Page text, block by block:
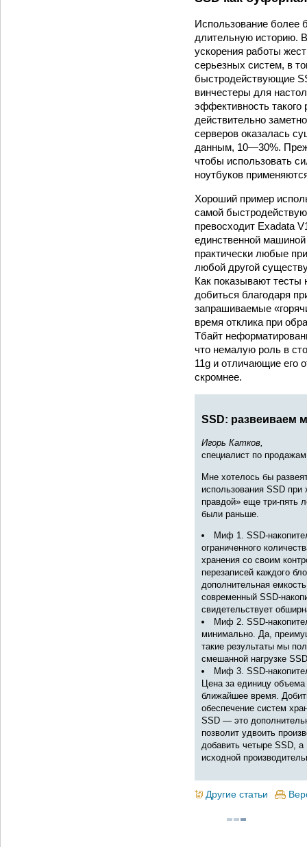
Использование более
длительную историю.
ускорения работы
серьезных систем, в
быстродействующие
винчестеры для
эффективность
действительно
серверов оказалась
данным, 10—30%.
чтобы использовать
ноутбуков
Хороший пример
самой
превосходит Exadata
единственной
практически любые
любой другой
Как показывают тесты
добиться благодаря
запрашиваемые
время отклика при
Тбайт
что немалую роль в
11g и отличающие его
скромнее.
SSD: развеиваем
Игорь Катков,
специалист по
Мне хотелось бы
использования SSD
правдой» еще три-пять
были раньше.
Миф 1. SSD-
ограниченного
хранения со своим
перезаписей каждого
дополнительная
современный SSD-
свидетельствует
Миф 2. SSD-
минимально. Да,
такие результаты мы
смешанной нагрузке
Миф 3. SSD-
Цена за единицу
ближайшее время.
обеспечение систем
SSD — это
позволит удвоить
добавить четыре SSD,
исходной
Другие статьи